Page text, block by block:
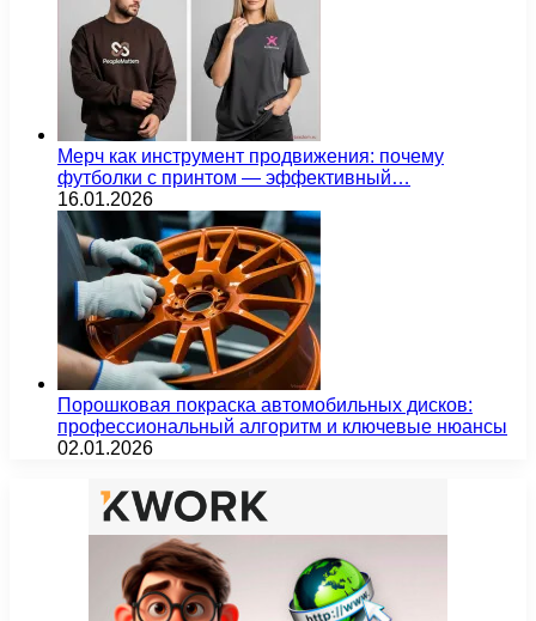
Мерч как инструмент продвижения: почему
футболки с принтом — эффективный…
16.01.2026
Порошковая покраска автомобильных дисков:
профессиональный алгоритм и ключевые нюансы
02.01.2026